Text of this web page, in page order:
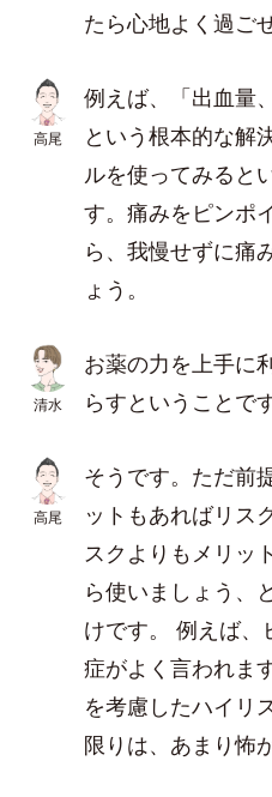
たら心地よく過ご
高尾
例えば、「出血量
という根本的な解
ルを使ってみると
す。痛みをピンポ
ら、我慢せずに痛
ょう。
清水
お薬の力を上手に
らすということで
高尾
そうです。ただ前
ットもあればリス
スクよりもメリッ
ら使いましょう、
けです。 例えば、
症がよく言われま
を考慮したハイリ
限りは、あまり怖